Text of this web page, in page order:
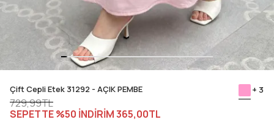
Çift Cepli Etek 31292 - AÇIK PEMBE + 3
729,99TL
SEPETTE %50 İNDİRİM365,00TL